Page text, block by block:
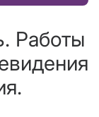
Работы